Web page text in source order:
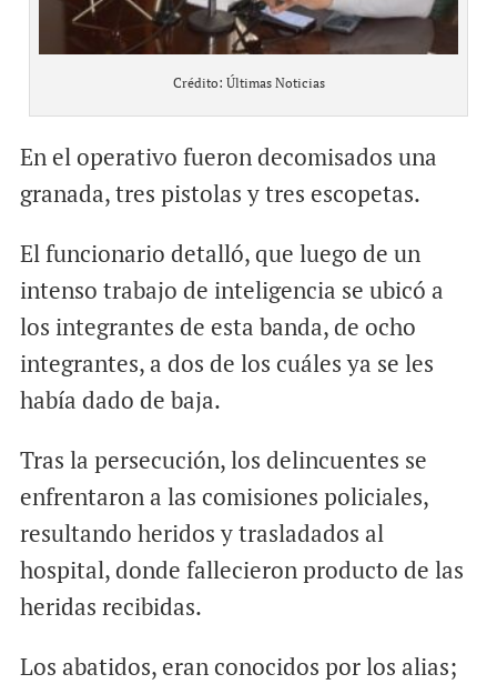
Crédito: Últimas Noticias
En el operativo fueron decomisados una
granada, tres pistolas y tres escopetas.
El funcionario detalló, que luego de un
intenso trabajo de inteligencia se ubicó a
los integrantes de esta banda, de ocho
integrantes, a dos de los cuáles ya se les
había dado de baja.
Tras la persecución, los delincuentes se
enfrentaron a las comisiones policiales,
resultando heridos y trasladados al
hospital, donde fallecieron producto de las
heridas recibidas.
Los abatidos, eran conocidos por los alias;